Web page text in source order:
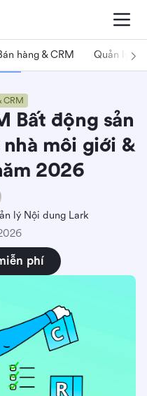
hàng & CRM Quản lý dự
CRM
Bất động sản
môi giới &
2026
lý Nội dung Lark
phí